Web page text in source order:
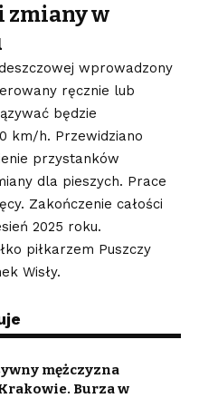
zmiany w
wprowadzony
ręcznie lub
będzie
km/h. Przewidziano
przystanków
dla pieszych. Prace
Zakończenie całości
2025 roku.
piłkarzem Puszczy
Wisły.
mężczyzna
Burza w